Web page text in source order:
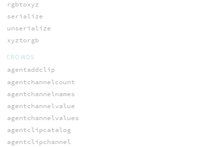
rgbtoxyz
serialize
unserialize
xyztorgb
CROWDS
agentaddclip
agentchannelcount
agentchannelnames
agentchannelvalue
agentchannelvalues
agentclipcatalog
agentclipchannel